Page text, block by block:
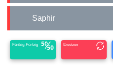
Saphir
Fünfzig-Fünfzig Ersetzen